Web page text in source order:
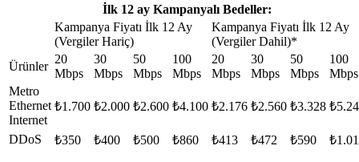
​İlk 12 ay Kampanyalı Bedeller:
Kampanya Fiyatı İlk 12 Ay
(Vergiler Hariç)
Kampanya Fiyatı İlk 12 Ay
(Vergiler Dahil)*
Ürünler
20
Mbps
30
Mbps
50
Mbps
100
Mbps
20
Mbps
30
Mbps
50
Mbps
100
Mbps
Metro
Ethernet
Internet
₺1.700 ₺2.000 ₺2.600 ​₺4.100 ₺2.176 ₺2.560 ₺3.328
DDoS ₺350 ₺400 ₺500 ₺860 ₺413 ₺472 ₺590